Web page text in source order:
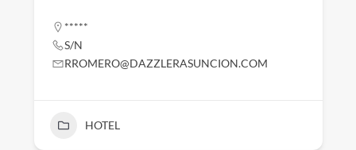
*****
S/N
RROMERO@DAZZLERASUNCION.COM
HOTEL